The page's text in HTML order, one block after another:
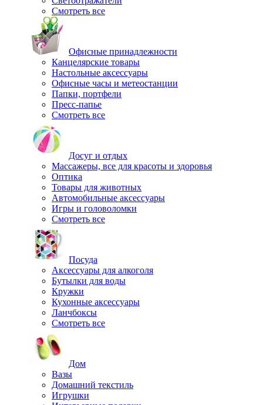
Смотреть все
Офисные принадлежности
Канцелярские товары
Настольные аксессуары
Офисные часы и метеостанции
Папки, портфели
Пресс-папье
Смотреть все
Досуг и отдых
Массажеры, все для красоты и здоровья
Оптика
Товары для животных
Автомобильные аксессуары
Игры и головоломки
Смотреть все
Посуда
Аксессуары для алкоголя
Бутылки для воды
Кружки
Кухонные аксессуары
Ланчбоксы
Смотреть все
Дом
Вазы
Домашний текстиль
Игрушки